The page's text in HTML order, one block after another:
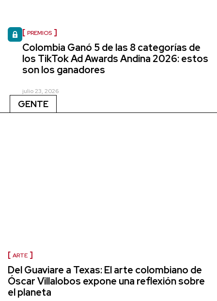
PREMIOS
Colombia Ganó 5 de las 8 categorías de
los TikTok Ad Awards Andina 2026: estos
son los ganadores
julio 23, 2026
GENTE
ARTE
Del Guaviare a Texas: El arte colombiano de
Óscar Villalobos expone una reflexión sobre
el planeta